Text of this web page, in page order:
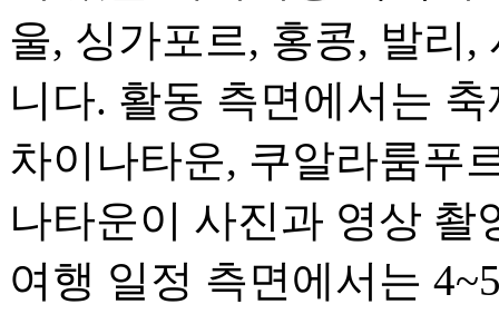
울, 싱가포르, 홍콩, 발리
니다. 활동 측면에서는
차이나타운, 쿠알라룸푸
나타운이 사진과 영상
여행 일정 측면에서는